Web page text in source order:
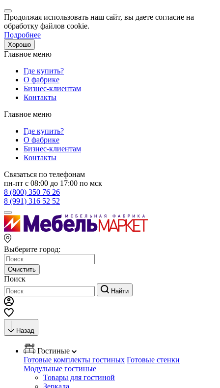
Продолжая использовать наш сайт, вы даете согласие на
обработку файлов cookie.
Подробнее
Хорошо
Главное меню
Где купить?
О фабрике
Бизнес-клиентам
Контакты
Главное меню
Где купить?
О фабрике
Бизнес-клиентам
Контакты
Связаться по телефонам
пн-пт с 08:00 до 17:00 по мск
8 (800) 350 76 26
8 (991) 316 52 52
Выберите город:
Очистить
Поиск
Найти
Назад
Гостиные
Готовые комплекты гостиных Готовые стенки
Модульные гостиные
Товары для гостиной